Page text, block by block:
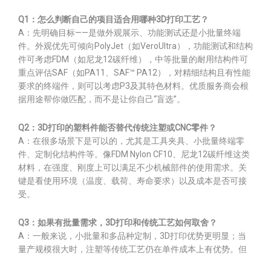
Q1：怎么判断自己的项目适合用哪种3D打印工艺？
A：先明确目标——是做外观展示、功能测试还是小批量终端
件。外观优先可倾向PolyJet（如VeroUltra），功能测试和结构
件可考虑FDM（如尼龙12碳纤维），中等批量的耐用结构件可
重点评估SAF（如PA11、SAF™ PA12），对精细结构且有性能
要求的终端件，则可以考虑P3及其特色材料。优质服务商会根
据用途帮你做匹配，而不是让你自己“盲选”。
Q2：3D打印的塑料件能否替代传统注塑或CNC零件？
A：在很多场景下是可以的，尤其是工具夹具、小批量终端零
件、定制化结构件等。像FDM Nylon CF10、尼龙12碳纤维这类
材料，在强度、刚度上可以满足不少机械部件的使用需求。关
键是看使用环境（温度、载荷、寿命要求）以及成本是否可接
受。
Q3：如果有批量需求，3D打印和传统工艺如何取舍？
A：一般来说，小批量和多品种定制，3D打印优势更明显；当
量产规模很大时，注塑等传统工艺仍在单件成本上有优势。但